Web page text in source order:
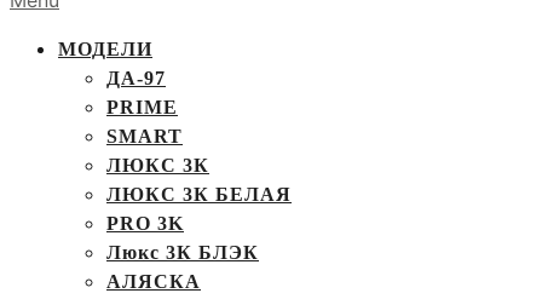
МОДЕЛИ
ДА-97
PRIME
SMART
ЛЮКС 3К
ЛЮКС 3К БЕЛАЯ
PRO 3K
Люкс 3К БЛЭК
АЛЯСКА